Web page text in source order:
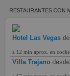
RESTAURANTES CON
Hotel Las Vegas
a 12 min aprox. en coche
Villa Trajano desde